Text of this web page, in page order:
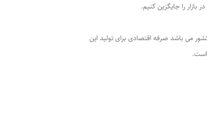
را جایگزین کنیم.
می باشد صرفه اقتصادی برای تولید این
است.